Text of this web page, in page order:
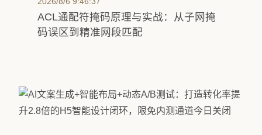
ACL通配符掩码原理与实战：从子网掩
码误区到精准网段匹配